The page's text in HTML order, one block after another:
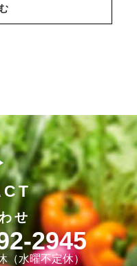
せ
2945
（水曜不定休）